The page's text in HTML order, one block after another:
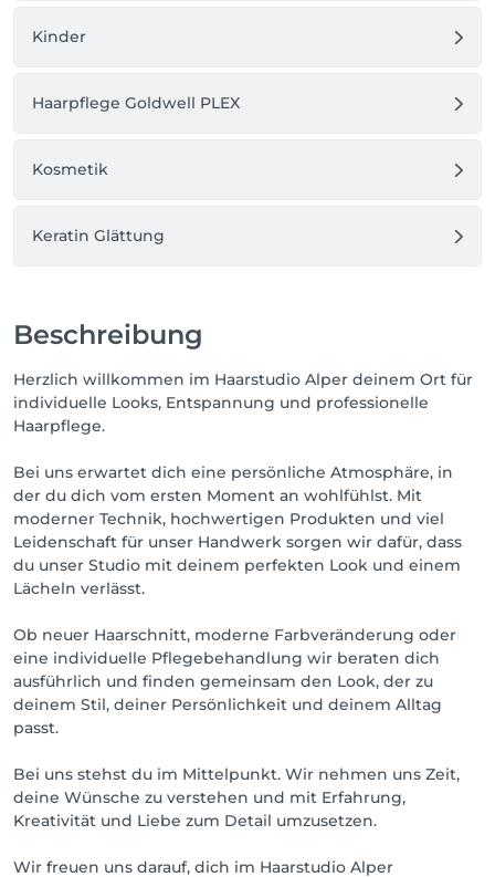
Kinder
Haarpflege Goldwell PLEX
Kosmetik
Keratin Glättung
Beschreibung
Herzlich willkommen im Haarstudio Alper deinem Ort für
individuelle Looks, Entspannung und professionelle
Haarpflege.
Bei uns erwartet dich eine persönliche Atmosphäre, in
der du dich vom ersten Moment an wohlfühlst. Mit
moderner Technik, hochwertigen Produkten und viel
Leidenschaft für unser Handwerk sorgen wir dafür, dass
du unser Studio mit deinem perfekten Look und einem
Lächeln verlässt.
Ob neuer Haarschnitt, moderne Farbveränderung oder
eine individuelle Pflegebehandlung wir beraten dich
ausführlich und finden gemeinsam den Look, der zu
deinem Stil, deiner Persönlichkeit und deinem Alltag
passt.
Bei uns stehst du im Mittelpunkt. Wir nehmen uns Zeit,
deine Wünsche zu verstehen und mit Erfahrung,
Kreativität und Liebe zum Detail umzusetzen.
Wir freuen uns darauf, dich im Haarstudio Alper